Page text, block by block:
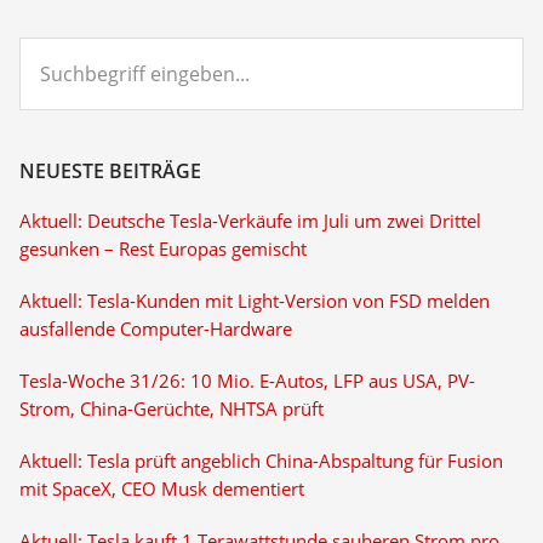
eingeben...
NEUESTE BEITRÄGE
Aktuell: Deutsche Tesla-Verkäufe im Juli um zwei Drittel
gesunken – Rest Europas gemischt
Aktuell: Tesla-Kunden mit Light-Version von FSD melden
ausfallende Computer-Hardware
Tesla-Woche 31/26: 10 Mio. E-Autos, LFP aus USA, PV-
Strom, China-Gerüchte, NHTSA prüft
Aktuell: Tesla prüft angeblich China-Abspaltung für Fusion
mit SpaceX, CEO Musk dementiert